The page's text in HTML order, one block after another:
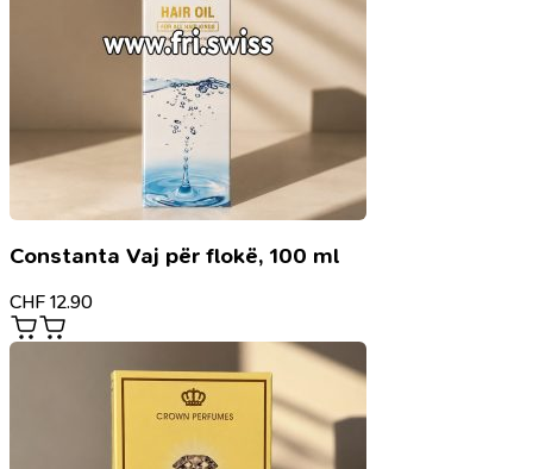
Constanta Vaj për flokë, 100 ml
CHF 12.90